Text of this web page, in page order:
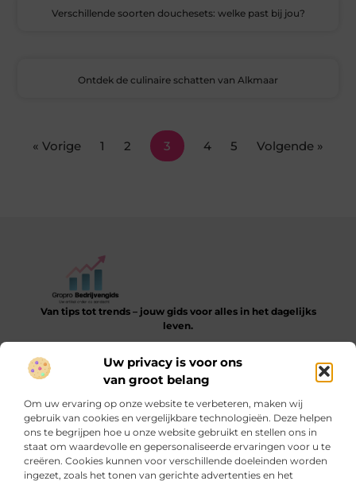
Uw privacy is voor ons
van groot belang
Om uw ervaring op onze website te verbeteren, maken wij
gebruik van cookies en vergelijkbare technologieën. Deze helpen
ons te begrijpen hoe u onze website gebruikt en stellen ons in
staat om waardevolle en gepersonaliseerde ervaringen voor u te
creëren. Cookies kunnen voor verschillende doeleinden worden
ingezet, zoals het tonen van gerichte advertenties en het
Verschillende soorten douchesets: welke past bij jou?
Ontdek de culinaire schatten van Alkmaar
« Vorige 1 2 3 4 5 Volgende »
Van tips tot trends – jouw gids voor alles in het dagelijks
leven.
helpen bij het ontdekken, leren en verbeteren van je dagelijkse
routine.
Bericht categorie